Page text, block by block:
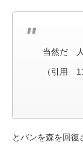
当然だ 人
（引用
とバンを森を回復